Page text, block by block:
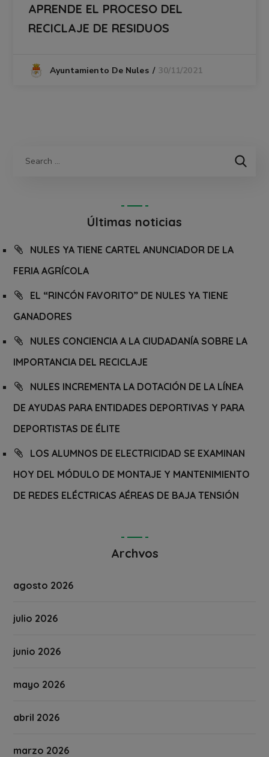
APRENDE EL PROCESO DEL
RECICLAJE DE RESIDUOS
Ayuntamiento De Nules 30/11/2021
Últimas noticias
NULES YA TIENE CARTEL ANUNCIADOR DE LA
FERIA AGRÍCOLA
EL “RINCÓN FAVORITO” DE NULES YA TIENE
GANADORES
NULES CONCIENCIA A LA CIUDADANÍA SOBRE LA
IMPORTANCIA DEL RECICLAJE
NULES INCREMENTA LA DOTACIÓN DE LA LÍNEA
DE AYUDAS PARA ENTIDADES DEPORTIVAS Y PARA
DEPORTISTAS DE ÉLITE
LOS ALUMNOS DE ELECTRICIDAD SE EXAMINAN
HOY DEL MÓDULO DE MONTAJE Y MANTENIMIENTO
DE REDES ELÉCTRICAS AÉREAS DE BAJA TENSIÓN
Archvos
agosto 2026
julio 2026
junio 2026
mayo 2026
abril 2026
marzo 2026